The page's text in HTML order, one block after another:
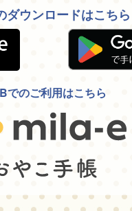
ダウンロードはこちら
でのご利用はこちら